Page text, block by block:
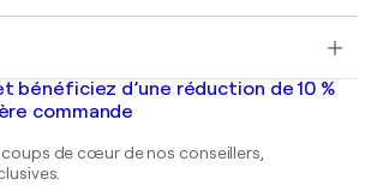
à vendre
Belgique
bénéficiez d’une réduction de 10 %
commande
de cœur de nos conseillers,